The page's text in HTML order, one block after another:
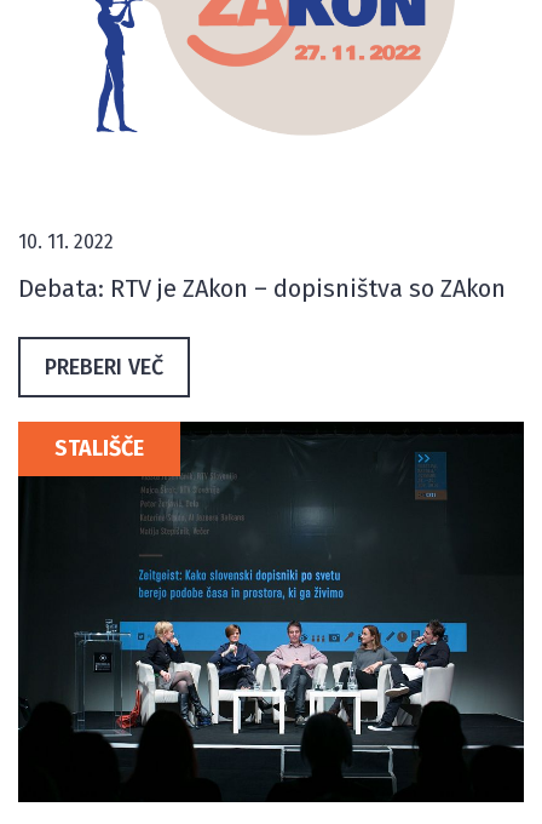
10. 11. 2022
Debata: RTV je ZAkon – dopisništva so ZAkon
PREBERI VEČ
STALIŠČE